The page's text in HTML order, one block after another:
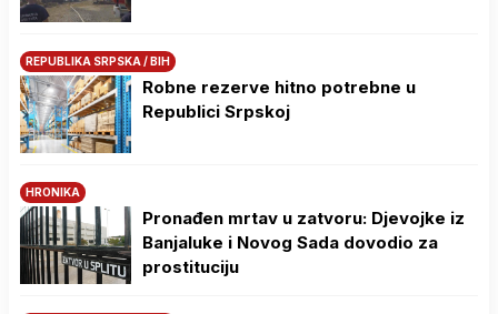
REPUBLIKA SRPSKA / BIH
Robne rezerve hitno potrebne u
Republici Srpskoj
HRONIKA
Pronađen mrtav u zatvoru: Djevojke iz
Banjaluke i Novog Sada dovodio za
prostituciju